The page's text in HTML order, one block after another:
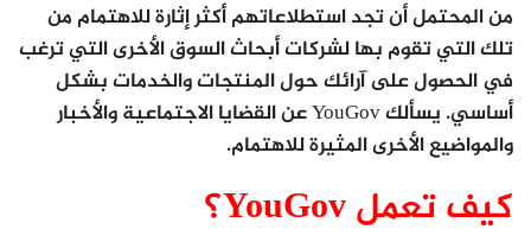
من المحتمل أن تجد استطلاعاتهم أكثر إثارة للاهتمام من
تلك التي تقوم بها لشركات أبحاث السوق الأخرى التي ترغب
في الحصول على آرائك حول المنتجات والخدمات بشكل
أساسي. يسألك YouGov عن القضايا الاجتماعية والأخبار
والمواضيع الأخرى المثيرة للاهتمام.
كيف تعمل YouGov؟